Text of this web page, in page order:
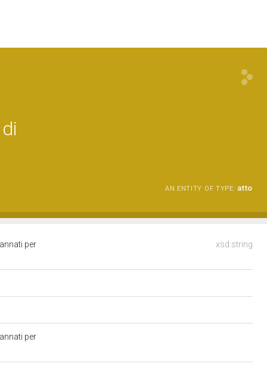
AN ENTITY OF TYPE: atto
xsd:string
per
per